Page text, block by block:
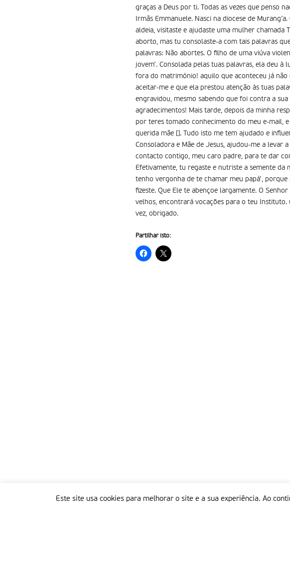
graças a Deus por ti. Todas as vezes que penso
Irmãs Emmanuele. Nasci na diocese de
aldeia, visitaste e ajudaste uma mulher chamada
aborto, mas tu consolaste-a com tais palavras
palavras: Não abortes. O filho de uma viúva
jovem’. Consolada pelas tuas palavras, ela deu
fora do matrimónio! aquilo que aconteceu já não
aceitar-me e que ela prestou atenção às tuas
engravidou, mesmo sabendo que foi contra a
agradecimentos! Mais tarde, depois da minha
por teres tomado conhecimento do meu e-mail,
querida mãe []. Tudo isto me tem ajudado e
Consoladora e Mãe de Jesus, ajudou-me a levar
contacto contigo, meu caro padre, para te dar
Efetivamente, tu regaste e nutriste a semente da
tenho vergonha de te chamar meu papá’,
fizeste. Que Ele te abençoe largamente. O
velhos, encontrará vocações para o teu Instituto.
vez, obrigado.
Partilhar isto:
Este site usa cookies para melhorar o site e a sua experiência. Ao